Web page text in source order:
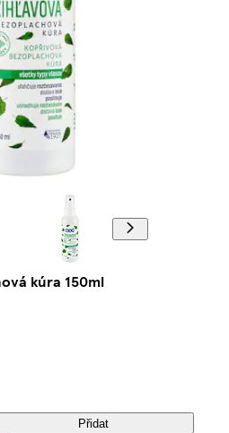
kúra 150ml
Přidat